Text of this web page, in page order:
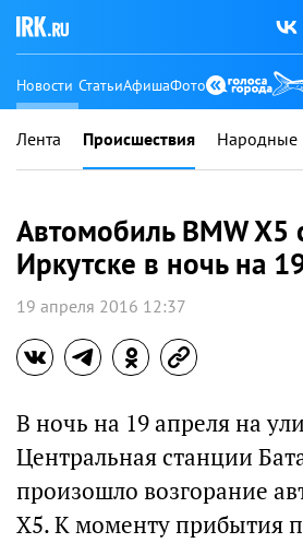
Новости СтатьиАфишаФото
Лента Происшествия Народные
Автомобиль BMW X5
Иркутске в ночь на
19 апреля 2016 12:37
В ночь на 19 апреля на
Центральная станции
произошло возгорание
X5. К моменту прибытия